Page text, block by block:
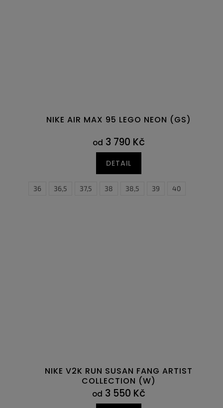
NIKE AIR MAX 95 LEGO NEON (GS)
od 3 790 Kč
DETAIL
36 36,5 37,5 38 38,5 39 40
NIKE V2K RUN SUSAN FANG ARTIST
COLLECTION (W)
od 3 550 Kč